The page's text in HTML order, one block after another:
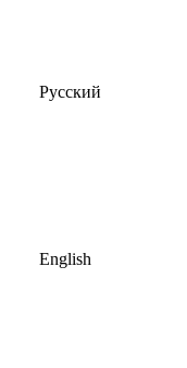
Русский
English